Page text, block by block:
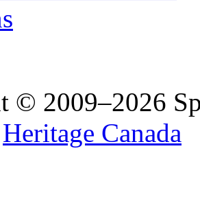
© 2009–2026
Heritage Canada